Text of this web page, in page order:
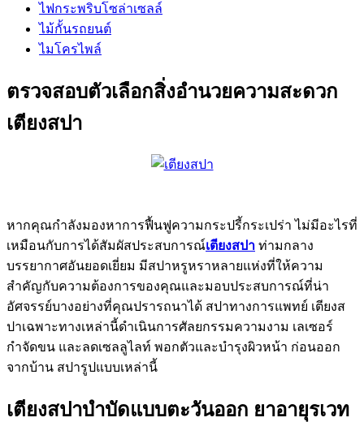
ไฟกระพริบโซล่าเซลล์
ไม้กั้นรถยนต์
ไมโครไพล์
ตรวจสอบตัวเลือกสิ่งอำนวยความสะดวก
เตียงสปา
หากคุณกำลังมองหาการฟื้นฟูความกระปรี้กระเปร่า ไม่มีอะไรที่
เหมือนกับการได้สัมผัสประสบการณ์เตียงสปา ท่ามกลาง
บรรยากาศอันยอดเยี่ยม มีสปาหรูหราหลายแห่งที่ให้ความ
สำคัญกับความต้องการของคุณและมอบประสบการณ์ที่น่า
อัศจรรย์บางอย่างที่คุณปรารถนาได้ สปาทางการแพทย์ เตียงส
ปาเฉพาะทางเหล่านี้ดำเนินการศัลยกรรมความงาม เลเซอร์
กำจัดขน และลดเซลลูไลท์ พอกตัวและบำรุงผิวหน้า ก่อนออก
จากบ้าน สปารูปแบบเหล่านี้
เตียงสปาบำบัดแบบตะวันออก ยาอายุรเวท